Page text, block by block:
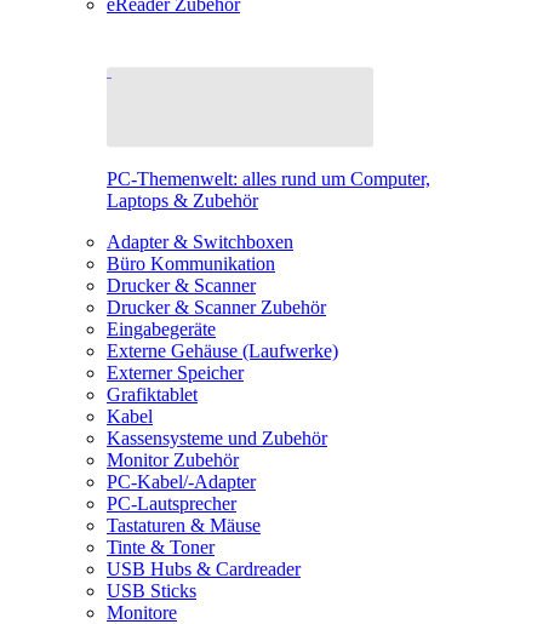
eReader Zubehör
PC-Themenwelt: alles rund um Computer,
Laptops & Zubehör
Adapter & Switchboxen
Büro Kommunikation
Drucker & Scanner
Drucker & Scanner Zubehör
Eingabegeräte
Externe Gehäuse (Laufwerke)
Externer Speicher
Grafiktablet
Kabel
Kassensysteme und Zubehör
Monitor Zubehör
PC-Kabel/-Adapter
PC-Lautsprecher
Tastaturen & Mäuse
Tinte & Toner
USB Hubs & Cardreader
USB Sticks
Monitore